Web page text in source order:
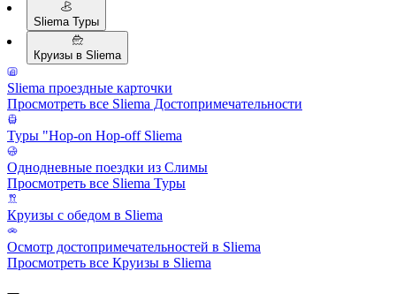
Sliema Туры
Круизы в Sliema
Sliema проездные карточки
Просмотреть все Sliema Достопримечательности
Туры "Hop-on Hop-off Sliema
Однодневные поездки из Слимы
Просмотреть все Sliema Туры
Круизы с обедом в Sliema
Осмотр достопримечательностей в Sliema
Просмотреть все Круизы в Sliema